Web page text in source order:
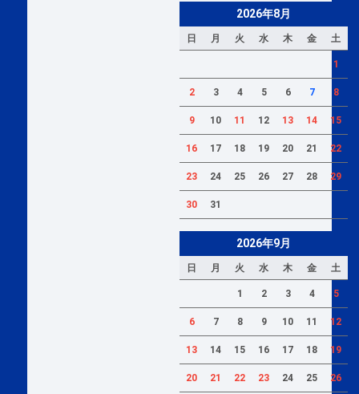
2026年8月
日 月 火 水 木 金 土
1
2 3 4 5 6 7 8
9 10 11 12 13 14 15
16 17 18 19 20 21 22
23 24 25 26 27 28 29
30 31
2026年9月
日 月 火 水 木 金 土
1 2 3 4 5
6 7 8 9 10 11 12
13 14 15 16 17 18 19
20 21 22 23 24 25 26